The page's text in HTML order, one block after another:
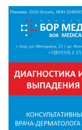
СТАТЬИ
ФОТО